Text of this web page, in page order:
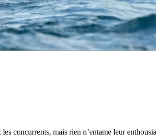
concurrents, mais rien n’entame leur